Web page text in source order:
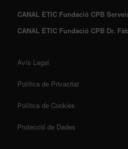
CANAL ÈTIC Fundació CPB
CANAL ÈTIC Fundació CPB Dr.
Avís Legal
Política de Privacitat
Política de Cookies
Protecció de Dades